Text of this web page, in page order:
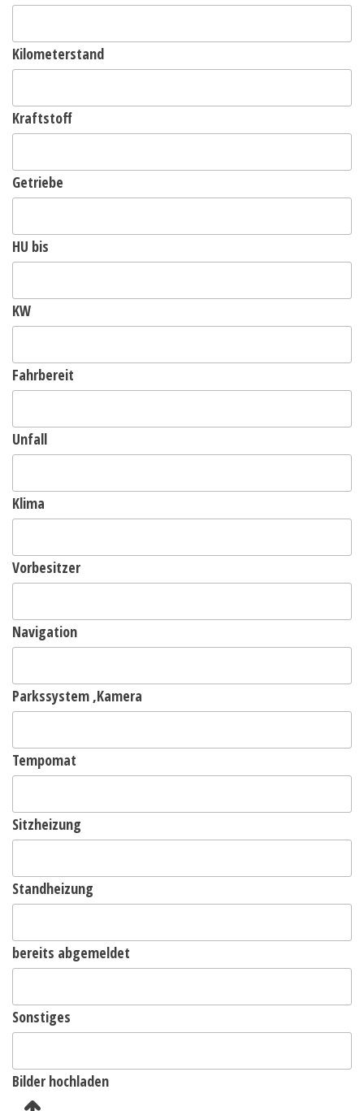
Kilometerstand
Kraftstoff
Getriebe
HU bis
KW
Fahrbereit
Unfall
Klima
Vorbesitzer
Navigation
Parkssystem ,Kamera
Tempomat
Sitzheizung
Standheizung
bereits abgemeldet
Sonstiges
Bilder hochladen